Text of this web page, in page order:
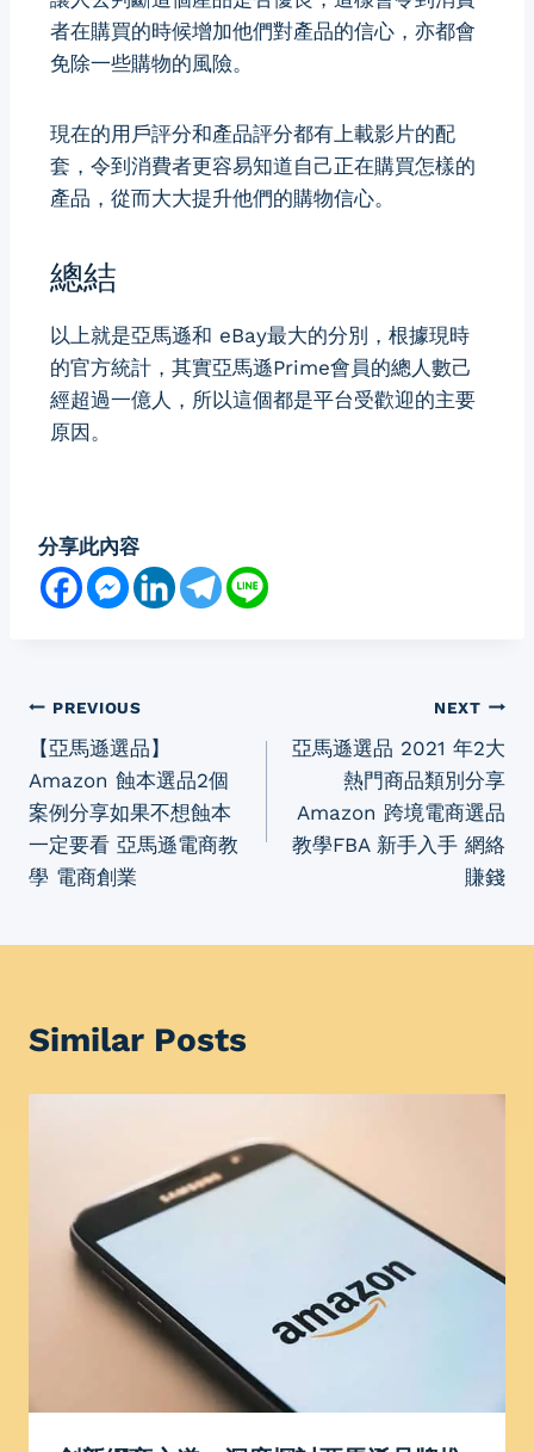
者在購買的時候增加他們對產品的信心，亦都會
免除一些購物的風險。
現在的用戶評分和產品評分都有上載影片的配
套，令到消費者更容易知道自己正在購買怎樣的
產品，從而大大提升他們的購物信心。
總結
以上就是亞馬遜和 eBay最大的分別，根據現時
的官方統計，其實亞馬遜Prime會員的總人數己
經超過一億人，所以這個都是平台受歡迎的主要
原因。
分享此內容
PREVIOUS
【亞馬遜選品】
Amazon 蝕本選品2個
案例分享如果不想蝕本
一定要看 亞馬遜電商教
學 電商創業
NEXT
亞馬遜選品 2021 年2大
熱門商品類別分享
Amazon 跨境電商選品
教學FBA 新手入手 網絡
賺錢
Similar Posts